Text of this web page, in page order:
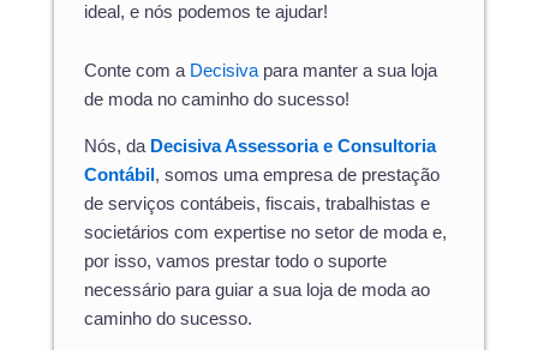
ideal, e nós podemos te ajudar!
Conte com a Decisiva para manter a sua loja
de moda no caminho do sucesso!
Nós, da Decisiva Assessoria e Consultoria
Contábil, somos uma empresa de prestação
de serviços contábeis, fiscais, trabalhistas e
societários com expertise no setor de moda e,
por isso, vamos prestar todo o suporte
necessário para guiar a sua loja de moda ao
caminho do sucesso.